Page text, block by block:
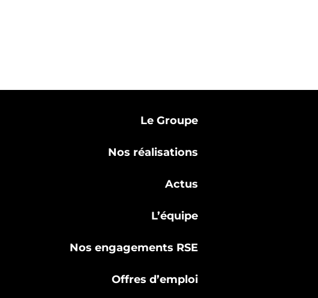
Le Groupe
Nos réalisations
Actus
L’équipe
Nos engagements RSE
Offres d’emploi